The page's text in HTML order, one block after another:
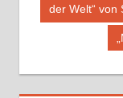
Beitrag:
der Welt“ von